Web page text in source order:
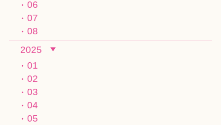
06
07
08
2025
01
02
03
04
05